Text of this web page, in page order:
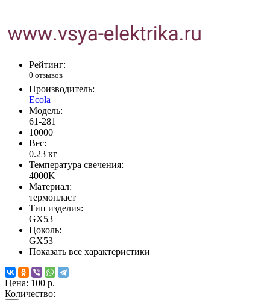
Рейтинг:
0 отзывов
Производитель:
Ecola
Модель:
61-281
10000
Вес:
0.23 кг
Температура свечения:
4000K
Материал:
термопласт
Тип изделия:
GX53
Цоколь:
GX53
Показать все характеристики
Цена: 100 р.
Количество: